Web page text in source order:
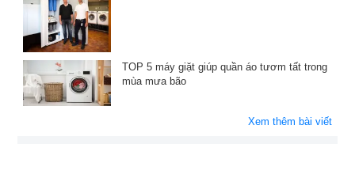
TOP 5 máy giặt giúp quần áo tươm tất trong
mùa mưa bão
Xem thêm bài viết